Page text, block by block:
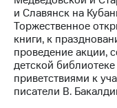
о
Интервью
отчетность
и Славянск на
Торжественное
книги, к
проведение акции,
детской
приветствиями к
писатели В.